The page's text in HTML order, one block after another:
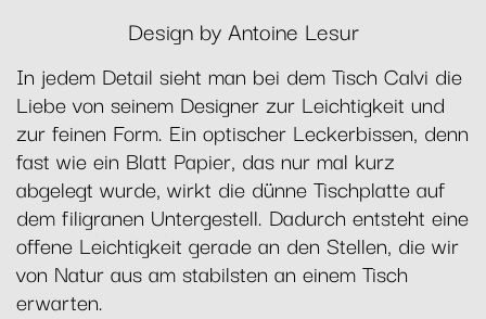
Design by Antoine Lesur
In jedem Detail sieht man bei dem Tisch Calvi die
Liebe von seinem Designer zur Leichtigkeit und
zur feinen Form. Ein optischer Leckerbissen, denn
fast wie ein Blatt Papier, das nur mal kurz
abgelegt wurde, wirkt die dünne Tischplatte auf
dem filigranen Untergestell. Dadurch entsteht eine
offene Leichtigkeit gerade an den Stellen, die wir
von Natur aus am stabilsten an einem Tisch
erwarten.